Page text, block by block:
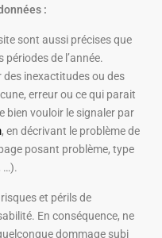
:
sont aussi précises que
de l’année.
inexactitudes ou des
erreur ou ce qui parait
bien vouloir le signaler par
, en décrivant le problème de
posant problème, type
…).
et périls de
En conséquence, ne
dommage subi